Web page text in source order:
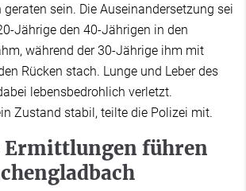
sein. Die Auseinandersetzung sei
Jährige den 40-Jährigen in den
während der 30-Jährige ihm mit
Rücken stach. Lunge und Leber des
lebensbedrohlich verletzt.
Zustand stabil, teilte die Polizei mit.
Ermittlungen führen